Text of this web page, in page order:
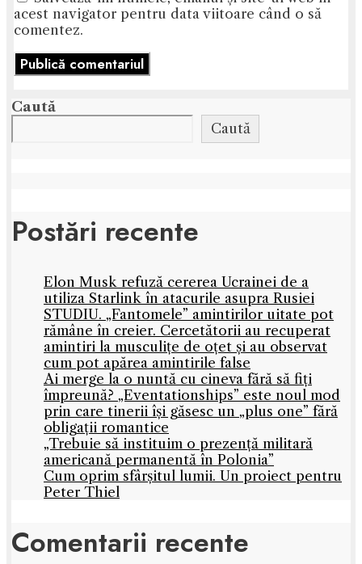
acest navigator pentru data viitoare când o să
comentez.
Caută
Caută
Postări recente
Elon Musk refuză cererea Ucrainei de a
utiliza Starlink în atacurile asupra Rusiei
STUDIU. „Fantomele” amintirilor uitate pot
rămâne în creier. Cercetătorii au recuperat
amintiri la musculițe de oțet și au observat
cum pot apărea amintirile false
Ai merge la o nuntă cu cineva fără să fiți
împreună? „Eventationships” este noul mod
prin care tinerii își găsesc un „plus one” fără
obligații romantice
„Trebuie să instituim o prezență militară
americană permanentă în Polonia”
Cum oprim sfârșitul lumii. Un proiect pentru
Peter Thiel
Comentarii recente